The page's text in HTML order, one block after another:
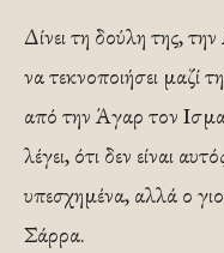
Δίνει τη δούλη της,
να τεκνοποιήσει
από την Άγαρ τον
λέγει, ότι δεν είναι
υπεσχημένα, αλλά ο
Σάρρα.